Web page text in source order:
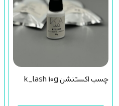
چسب اکستنشن k_lash 10g